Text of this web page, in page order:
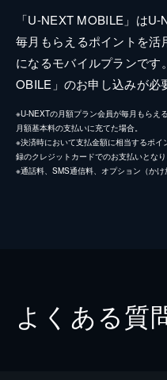
「U-NEXT MOBILE」は
毎月もらえるポイントを
になるモバイルプランで
OBILE」のお申し込みが必
※U-NEXTの月額プラン会員が毎月もらえ
月額基本料の支払いに充てた場合。
※決済時において支払金額に相当するポ
録のクレジットカードでのお支払いとなり
※通話料、SMS通信料、オプション（かけ
よくある質